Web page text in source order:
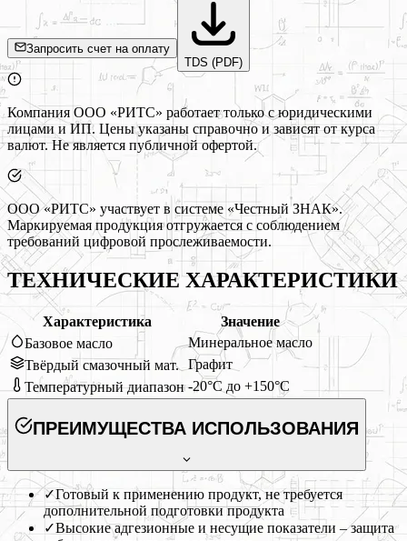
Запросить счет на оплату
TDS (PDF)
Компания ООО «РИТС» работает только с юридическими
лицами и ИП. Цены указаны справочно и зависят от курса
валют. Не является публичной офертой.
ООО «РИТС» участвует в системе «Честный ЗНАК».
Маркируемая продукция отгружается с соблюдением
требований цифровой прослеживаемости.
ТЕХНИЧЕСКИЕ ХАРАКТЕРИСТИКИ
Характеристика
Значение
Базовое масло
Минеральное масло
Твёрдый смазочный мат. Графит
Температурный диапазон -20°C до +150°C
ПРЕИМУЩЕСТВА ИСПОЛЬЗОВАНИЯ
✓Готовый к применению продукт, не требуется
дополнительной подготовки продукта
✓Высокие адгезионные и несущие показатели – защита